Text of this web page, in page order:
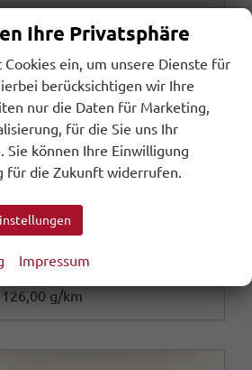
11.09.2026 Fahrzeug mit Tageszulassung
Getriebe
Automatik
Kilometerstand 10 km
Wir rufen Sie an
5,50 l/100km
126,00 g/km
Ihre Privatsphäre
ein, um unsere Dienste für
berücksichtigen wir Ihre
nur die Daten für Marketing,
für die Sie uns Ihr
Sie können Ihre Einwilligung
für die Zukunft widerrufen.
Impressum